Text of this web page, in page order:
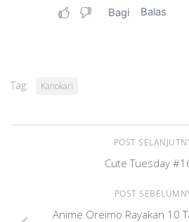
Tag: Kanokari
POST
Cute Tuesday
POST
Anime Oreimo Rayakan 10